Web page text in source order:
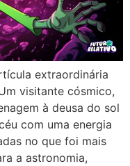
extraordinária
visitante cósmico,
à deusa do sol
com uma energia
no que foi mais
a astronomia,